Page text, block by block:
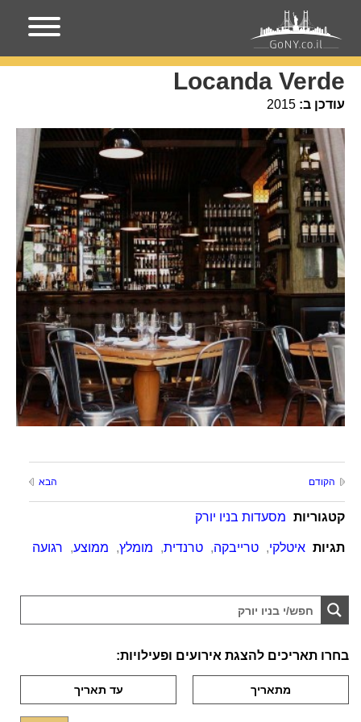
עמוד הבית מקומות בניו-יורק
Locanda Verde
עודכן ב: 2015
הקודם הבא
קטגוריות מסעדות בניו יורק
תגיות איטלקי, טרייבקה, טרנדית, מומלץ, ממוצע, רגועה
בחרו תאריכים להצגת אירועים ופעילויות: